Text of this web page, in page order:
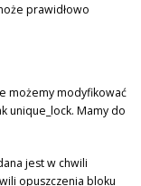
prawidłowo
możemy modyfikować
unique_lock. Mamy do
jest w chwili
opuszczenia bloku